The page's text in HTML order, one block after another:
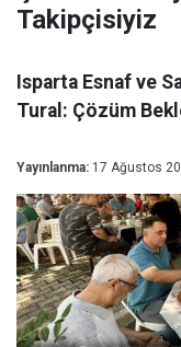
Takipçisiyiz
Isparta Esnaf ve
Tural: Çözüm
Yayınlanma: 17 Ağustos